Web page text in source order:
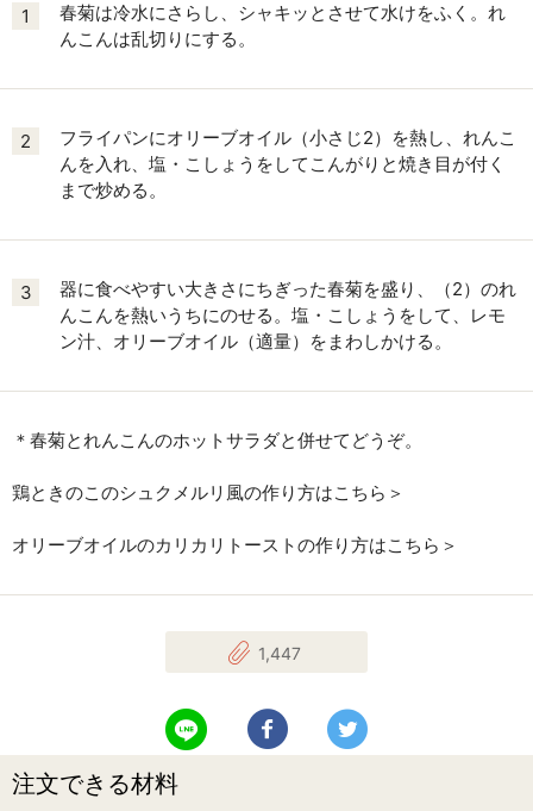
1
春菊は冷水にさらし、シャキッとさせて水けをふく。れ
んこんは乱切りにする。
2
フライパンにオリーブオイル（小さじ2）を熱し、れんこ
んを入れ、塩・こしょうをしてこんがりと焼き目が付く
まで炒める。
3
器に食べやすい大きさにちぎった春菊を盛り、（2）のれ
んこんを熱いうちにのせる。塩・こしょうをして、レモ
ン汁、オリーブオイル（適量）をまわしかける。
＊春菊とれんこんのホットサラダと併せてどうぞ。
鶏ときのこのシュクメルリ風の作り方はこちら＞
オリーブオイルのカリカリトーストの作り方はこちら＞
1,447
LINEで送る Facebookでシェアする
注文できる材料